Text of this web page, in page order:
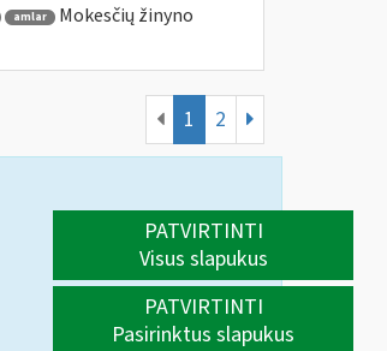
amlar
Mokesčių žinyno
1 2
PATVIRTINTI
Visus slapukus
PATVIRTINTI
Pasirinktus slapukus